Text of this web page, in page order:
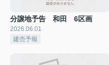
分譲地予告 和田 6区画
2026.06.01
建売予報